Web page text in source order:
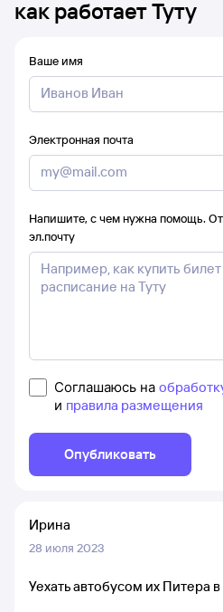
как работает Туту
Ваше имя
Электронная почта
Напишите, с чем нужна помощь.
эл.почту
Соглашаюсь на
и правила размещения
Опубликовать
Ирина
28 июля 2023
Уехать автобусом их Питера